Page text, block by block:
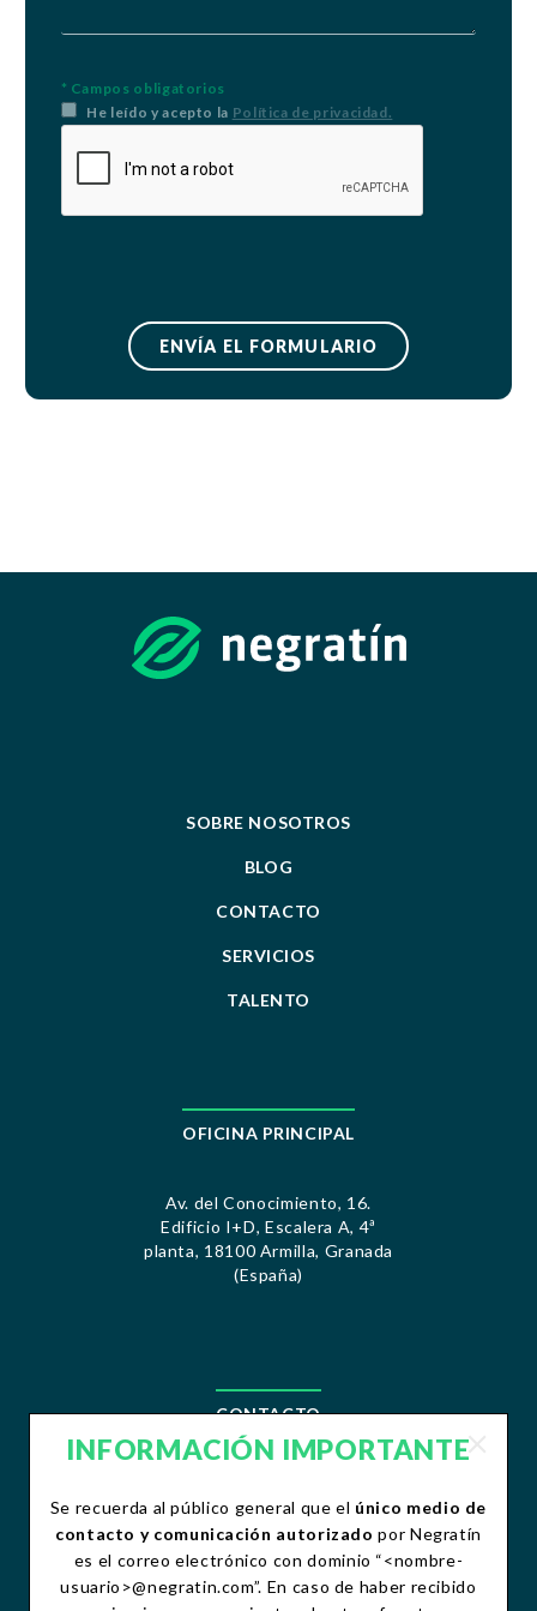
* Campos obligatorios
He leído y acepto la Política de privacidad.
SOBRE NOSOTROS
BLOG
CONTACTO
SERVICIOS
TALENTO
OFICINA PRINCIPAL
Av. del Conocimiento, 16.
Edificio I+D, Escalera A, 4ª
planta, 18100 Armilla, Granada
(España)
CONTACTO
Teléfono:+34 958 490 156
Fax:+34 958 490 507
INFORMACIÓN IMPORTANTE
Se recuerda al público general que el único medio de
contacto y comunicación autorizado por Negratín
es el correo electrónico con dominio “<nombre-
usuario>@negratin.com”. En caso de haber recibido